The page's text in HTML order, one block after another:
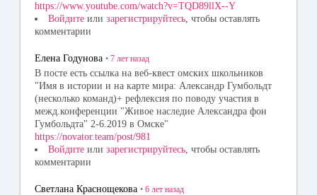
https://www.youtube.com/watch?v=TQD89llX--Y
Войдите или зарегистрируйтесь, чтобы оставлять
комментарии
Елена Годунова • 7 лет назад
В посте есть ссылка на веб-квест омских школьников
"Имя в истории и на карте мира: Александр Гумбольдт
(несколько команд)+ рефлексия по поводу участия в
межд.конференции "Живое наследие Александра фон
Гумбольдта" 2-6.2019 в Омске"
https://novator.team/post/981
Войдите или зарегистрируйтесь , чтобы оставлять
комментарии
Светлана Краснощекова • 6 лет назад